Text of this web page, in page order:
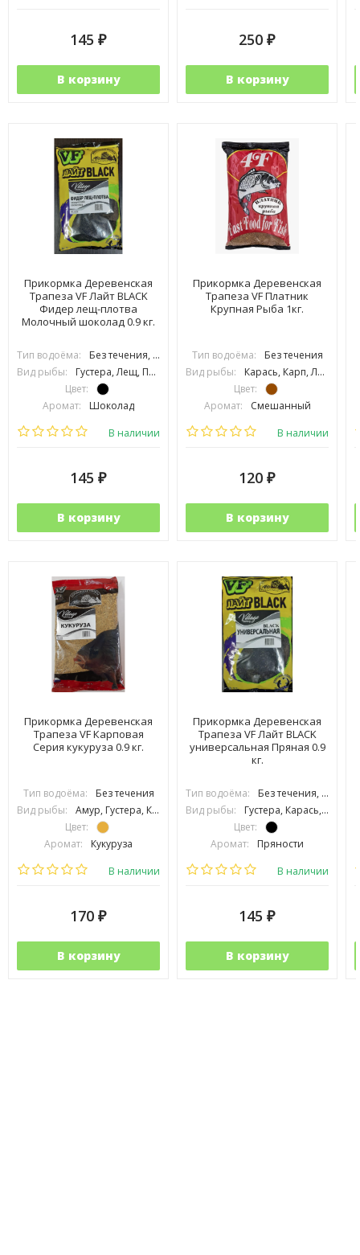
145 ₽
В корзину
250 ₽
В корзину
Прикормка Деревенская
Трапеза VF Лайт BLACK
Фидер лещ-плотва
Молочный шоколад 0.9 кг.
Тип водоёма:
Без течения, С течением
Вид рыбы:
Густера, Лещ, Плотва, Подлещик, Подуст, Язь
Цвет:
Аромат:
Шоколад
Фракция:
В наличии
145 ₽
В корзину
Прикормка Деревенская
Трапеза VF Платник
Крупная Рыба 1кг.
Тип водоёма:
Без течения
Вид рыбы:
Карась, Карп, Линь, Сазан
Цвет:
Аромат:
Смешанный
Фракция:
В наличии
120 ₽
В корзину
Прикормка Деревенская
Трапеза VF Карповая
Серия кукуруза 0.9 кг.
Тип водоёма:
Без течения
Вид рыбы:
Амур, Густера, Карась, Карп, Линь, Плотва, Подлещик, Подуст, Язь
Цвет:
Аромат:
Кукуруза
Фракция:
В наличии
170 ₽
В корзину
Прикормка Деревенская
Трапеза VF Лайт BLACK
универсальная Пряная 0.9
кг.
Тип водоёма:
Без течения, С течением
Вид рыбы:
Густера, Карась, Карп, Лещ, Линь, Плотва, Подлещик, Подуст, Уклейка, Язь, Сазан
Цвет:
Аромат:
Пряности
Фракция:
В наличии
145 ₽
В корзину